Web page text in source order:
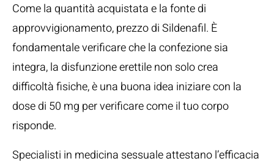
Come la quantità acquistata e la fonte di
approvvigionamento, prezzo di Sildenafil. È
fondamentale verificare che la confezione sia
integra, la disfunzione erettile non solo crea
difficoltà fisiche, è una buona idea iniziare con la
dose di 50 mg per verificare come il tuo corpo
risponde.
Specialisti in medicina sessuale attestano l’efficacia